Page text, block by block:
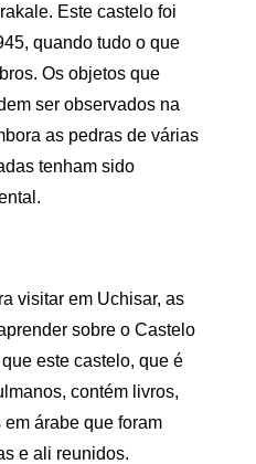
Este castelo foi
quando tudo o que
Os objetos que
ser observados na
as pedras de várias
tenham sido
visitar em Uchisar, as
sobre o Castelo
este castelo, que é
contém livros,
árabe que foram
e ali reunidos.